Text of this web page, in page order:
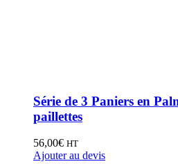
Série de 3 Paniers en
paillettes
56,00€ HT
Ajouter au devis